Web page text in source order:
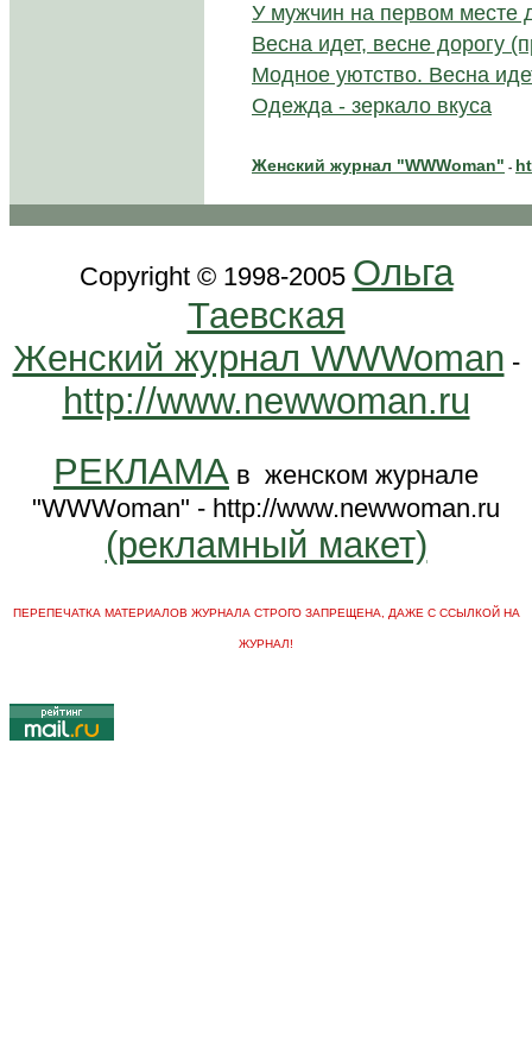
У мужчин на первом месте
Весна идет, весне дорогу
Модное уютство. Весна
Одежда - зеркало вкуса
Женский журнал "WWWoman" -
Copyright © 1998-2005 Ольга
Таевская
Женский журнал WWWoman -
http://www.newwoman.ru
РЕКЛАМА в женском журнале
"WWWoman" - http://www.newwoman.ru
(рекламный макет)
ПЕРЕПЕЧАТКА МАТЕРИАЛОВ ЖУРНАЛА СТРОГО ЗАПРЕЩЕНА, ДАЖЕ С ССЫЛКОЙ НА
ЖУРНАЛ!